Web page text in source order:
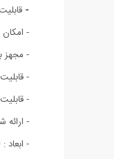
-
-
- مجهز
-
-
-
- ابعاد : 50 در 48 در 32 سانتی متر